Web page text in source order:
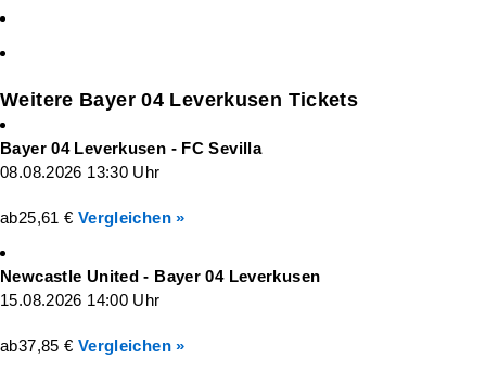
Weitere Bayer 04 Leverkusen Tickets
Bayer 04 Leverkusen - FC Sevilla
08.08.2026 13:30 Uhr
ab25,61 € Vergleichen »
Newcastle United - Bayer 04 Leverkusen
15.08.2026 14:00 Uhr
ab37,85 € Vergleichen »